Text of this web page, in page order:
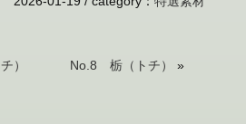
） No.8 栃（トチ） »